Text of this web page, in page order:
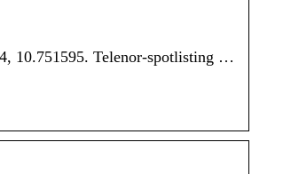
10.751595. Telenor-spotlisting …